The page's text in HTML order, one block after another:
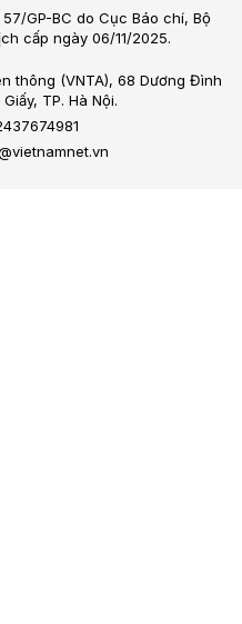
GP-BC do Cục Báo chí, Bộ
cấp ngày 06/11/2025.
thông (VNTA), 68 Dương Đình
TP. Hà Nội.